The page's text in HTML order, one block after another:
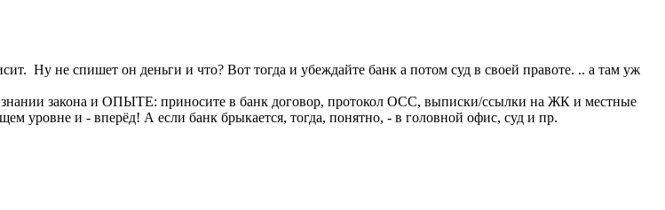
Ну не спишет он деньги и что? Вот тогда и убеждайте банк а потом суд в своей правоте. .. а там уж
закона и ОПЫТЕ: приносите в банк договор, протокол ОСС, выписки/ссылки на ЖК и местные
уровне и - вперёд! А если банк брыкается, тогда, понятно, - в головной офис, суд и пр.